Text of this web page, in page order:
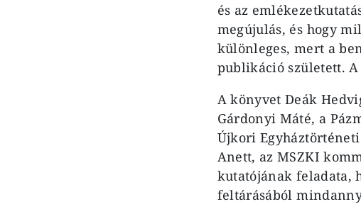
és az
megújulás, és hogy
különleges, mert a
publikáció született.
A könyvet Deák
Gárdonyi Máté, a
Újkori
Anett, az MSZKI
kutatójának feladata,
feltárásából